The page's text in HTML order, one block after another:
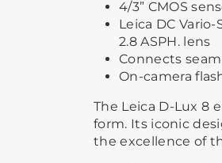
4/3” CMOS
Leica DC
2.8 ASPH. lens
Connects
On-camera
The Leica D-Lux 8
form. Its iconic
the excellence of